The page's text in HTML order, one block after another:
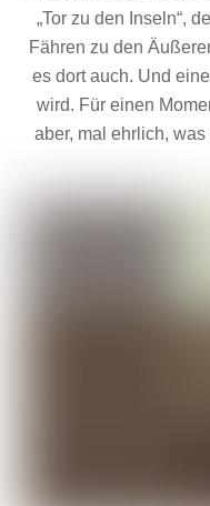
„Tor zu den Inseln“,
Fähren zu den
es dort auch. Und
wird. Für einen
aber, mal ehrlich,